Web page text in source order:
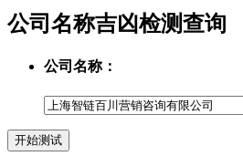
公司名称吉凶检测查询
公司名称：